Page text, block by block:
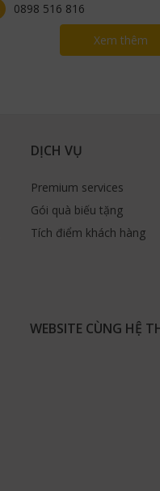
0898 516 816
Xem thêm
DỊCH VỤ
Premium services
Gói quà biếu tặng
Tích điểm khách hàng
WEBSITE CÙNG HỆ